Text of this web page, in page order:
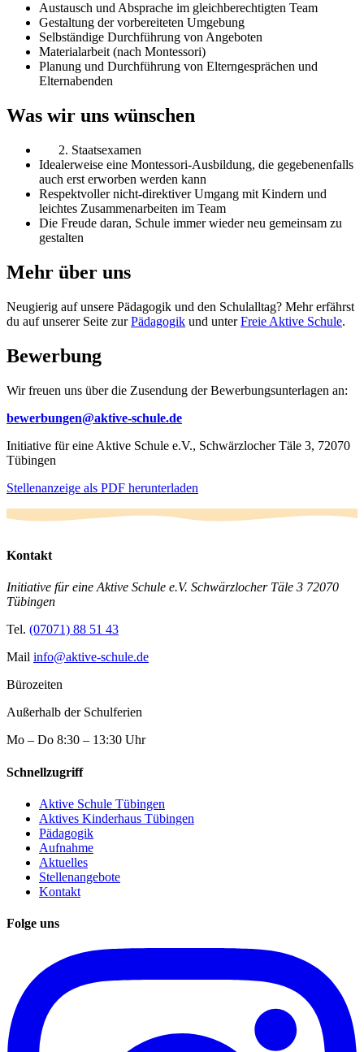
Austausch und Absprache im gleichberechtigten Team
Gestaltung der vorbereiteten Umgebung
Selbständige Durchführung von Angeboten
Materialarbeit (nach Montessori)
Planung und Durchführung von Elterngesprächen und
Elternabenden
Was wir uns wünschen
Staatsexamen
Idealerweise eine Montessori-Ausbildung, die gegebenenfalls
auch erst erworben werden kann
Respektvoller nicht-direktiver Umgang mit Kindern und
leichtes Zusammenarbeiten im Team
Die Freude daran, Schule immer wieder neu gemeinsam zu
gestalten
Mehr über uns
Neugierig auf unsere Pädagogik und den Schulalltag? Mehr erfährst
du auf unserer Seite zurPädagogik und unterFreie Aktive Schule.
Bewerbung
Wir freuen uns über die Zusendung der Bewerbungsunterlagen an:
bewerbungen@aktive-schule.de
Initiative für eine Aktive Schule e.V., Schwärzlocher Täle 3, 72070
Tübingen
Stellenanzeige als PDF herunterladen
Kontakt
Initiative für eine Aktive Schule e.V. Schwärzlocher Täle 3 72070
Tübingen
Tel. (07071) 88 51 43
Mail info@aktive-schule.de
Bürozeiten
Außerhalb der Schulferien
Mo – Do 8:30 – 13:30 Uhr
Schnellzugriff
Aktive Schule Tübingen
Aktives Kinderhaus Tübingen
Pädagogik
Aufnahme
Aktuelles
Stellenangebote
Kontakt
Folge uns